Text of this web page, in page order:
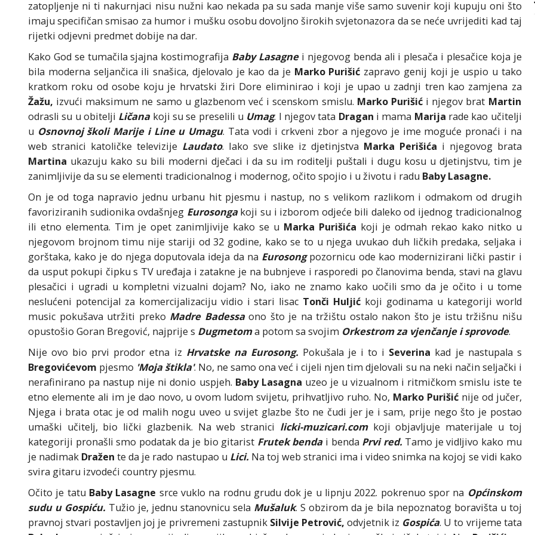
zatopljenje ni ti nakurnjaci nisu nužni kao nekada pa su sada manje više samo suvenir koji kupuju oni što
imaju specifičan smisao za humor i mušku osobu dovoljno širokih svjetonazora da se neće uvrijediti kad taj
rijetki odjevni predmet dobije na dar.
Kako God se tumačila sjajna kostimografija Baby Lasagnei njegovog benda ali i plesača i plesačice koja je
bila moderna seljančica ili snašica, djelovalo je kao da je Marko Purišić zapravo genij koji je uspio u tako
kratkom roku od osobe koju je hrvatski žiri Dore eliminirao i koji je upao u zadnji tren kao zamjena za
Žažu, izvući maksimum ne samo u glazbenom već i scenskom smislu. Marko Purišići njegov brat Martin
odrasli su u obitelji Ličanakoji su se preselili u Umag. I njegov tata Dragan i mama Marija rade kao učitelji
u Osnovnoj školi Marije i Line u Umagu. Tata vodi i crkveni zbor a njegovo je ime moguće pronaći i na
web stranici katoličke televizije Laudato. Iako sve slike iz djetinjstva Marka Perišića i njegovog brata
Martina ukazuju kako su bili moderni dječaci i da su im roditelji puštali i dugu kosu u djetinjstvu, tim je
zanimljivije da su se elementi tradicionalnog i modernog, očito spojio i u životu i radu Baby Lasagne.
On je od toga napravio jednu urbanu hit pjesmu i nastup, no s velikom razlikom i odmakom od drugih
favoriziranih sudionika ovdašnjeg Eurosongakoji su i izborom odjeće bili daleko od ijednog tradicionalnog
ili etno elementa. Tim je opet zanimljivije kako se u Marka Purišića koji je odmah rekao kako nitko u
njegovom brojnom timu nije stariji od 32 godine, kako se to u njega uvukao duh ličkih predaka, seljaka i
gorštaka, kako je do njega doputovala ideja da na Eurosongpozornicu ode kao modernizirani lički pastir i
da usput pokupi čipku s TV uređaja i zatakne je na bubnjeve i rasporedi po članovima benda, stavi na glavu
plesačici i ugradi u kompletni vizualni dojam? No, iako ne znamo kako uočili smo da je očito i u tome
neslućeni potencijal za komercijalizaciju vidio i stari lisac Tonči Huljić koji godinama u kategoriji world
music pokušava utržiti preko Madre Badessaono što je na tržištu ostalo nakon što je istu tržišnu nišu
opustošio Goran Bregović, najprije s Dugmetoma potom sa svojim Orkestrom za vjenčanje i sprovode.
Nije ovo bio prvi prodor etna iz Hrvatske na Eurosong. Pokušala je i to i Severina kad je nastupala s
Bregovićevom pjesmo 'Moja štikla'. No, ne samo ona već i cijeli njen tim djelovali su na neki način seljački i
nerafinirano pa nastup nije ni donio uspjeh. Baby Lasagna uzeo je u vizualnom i ritmičkom smislu iste te
etno elemente ali im je dao novo, u ovom ludom svijetu, prihvatljivo ruho. No, Marko Purišićnije od jučer,
Njega i brata otac je od malih nogu uveo u svijet glazbe što ne čudi jer je i sam, prije nego što je postao
umaški učitelj, bio lički glazbenik. Na web stranici licki-muzicari.comkoji objavljuje materijale u toj
kategoriji pronašli smo podatak da je bio gitarist Frutek benda i benda Prvi red. Tamo je vidljivo kako mu
je nadimak Dražen te da je rado nastupao u Lici. Na toj web stranici ima i video snimka na kojoj se vidi kako
svira gitaru izvodeći country pjesmu.
Očito je tatu Baby Lasagne srce vuklo na rodnu grudu dok je u lipnju 2022. pokrenuo spor na Općinskom
sudu u Gospiću. Tužio je, jednu stanovnicu sela Mušaluk. S obzirom da je bila nepoznatog boravišta u toj
pravnoj stvari postavljen joj je privremeni zastupnik Silvije Petrović, odvjetnik iz Gospića. U to vrijeme tata